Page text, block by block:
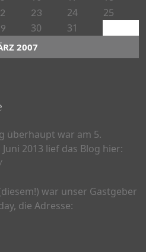
2007
23 24
25
30 31
überhaupt war am 5.
2013 lief das Blog hier:
war unser Gastgeber
die Adresse: